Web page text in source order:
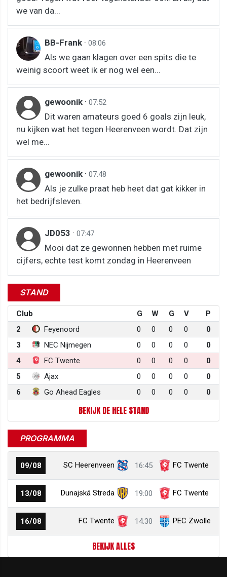
we van da...
BB-Frank · 08:06
Als we gaan klagen over een spits die te
weinig scoort weet ik er nog wel een...
gewoonik · 07:52
Dit waren amateurs goed 6 goals zijn leuk,
nu kijken wat het tegen Heerenveen wordt. Dat zijn
wel me...
gewoonik · 07:48
Als je zulke praat heb heet dat gat kikker in
het bedrijfsleven.
JD053 · 07:47
Mooi dat ze gewonnen hebben met ruime
cijfers, echte test komt zondag in Heerenveen
STAND
Club G W G V
P
2
Feyenoord 0 0 0 0
0
3
NEC Nijmegen 0 0 0 0
0
4
FC Twente 0 0 0 0
0
5
Ajax 0 0 0 0
0
6
Go Ahead Eagles 0 0 0 0 0
BEKIJK DE HELE STAND
PROGRAMMA
09/08 SC Heerenveen 16:45 FC Twente
13/08 Dunajská Streda 19:00 FC Twente
16/08 FC Twente 14:30 PEC Zwolle
BEKIJK ALLES